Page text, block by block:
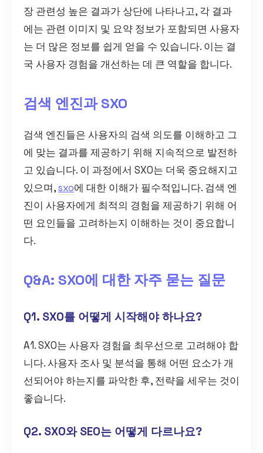
장 관련성 높은 결과가 상단에 나타나고, 각 결과
에는 관련 이미지 및 요약 정보가 포함되면 사용자
는 더 많은 정보를 쉽게 얻을 수 있습니다. 이는 결
국 사용자 경험을 개선하는 데 큰 역할을 합니다.
검색 엔진과 SXO
검색 엔진들은 사용자의 검색 의도를 이해하고 그
에 맞는 결과를 제공하기 위해 지속적으로 발전하
고 있습니다. 이 과정에서 SXO는 더욱 중요해지고
있으며,sxo에 대한 이해가 필수적입니다. 검색 엔
진이 사용자에게 최적의 경험을 제공하기 위해 어
떤 요인들을 고려하는지 이해하는 것이 중요합니
다.
Q&A: SXO에 대한 자주 묻는 질문
Q1. SXO를 어떻게 시작해야 하나요?
A1. SXO는 사용자 경험을 최우선으로 고려해야 합
니다. 사용자 조사 및 분석을 통해 어떤 요소가 개
선되어야 하는지를 파악한 후, 전략을 세우는 것이
좋습니다.
Q2. SXO와 SEO는 어떻게 다르나요?